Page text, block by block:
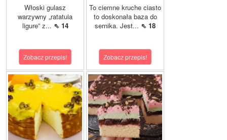
Włoski gulasz
warzywny „ratatuia
ligure” z... ⇖ 14
Zobacz przepis!
To ciemne kruche ciasto
to doskonała baza do
sernika. Jest... ⇖ 18
Zobacz przepis!